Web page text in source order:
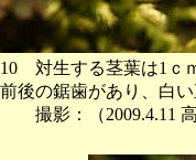
対生する茎葉は1ｃ
後の鋸歯があり、白
撮影：（2009.4.11 高